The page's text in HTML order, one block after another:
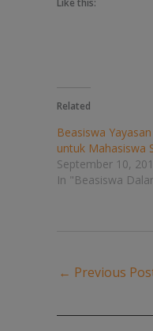
Like this:
Related
Beasiswa
untuk Mahasiswa
September 10,
In "Beasiswa
← Previous